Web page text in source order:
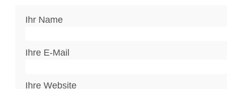
Ihr Name
Ihre E-Mail
Ihre Website